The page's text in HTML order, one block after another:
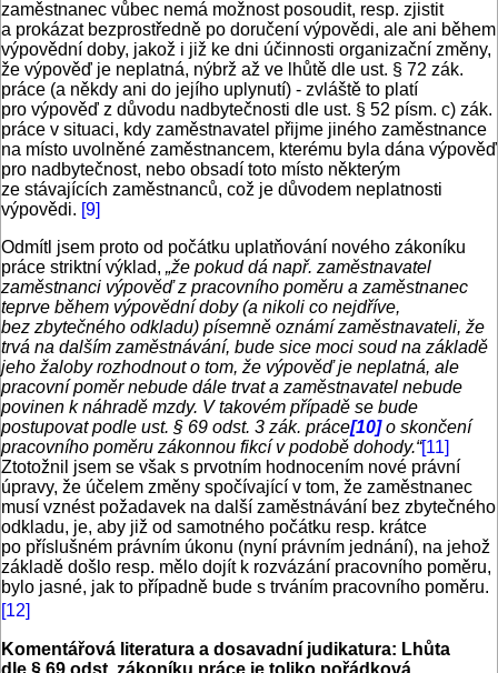
zaměstnanec vůbec nemá možnost posoudit, resp. zjistit
a prokázat bezprostředně po doručení výpovědi, ale ani během
výpovědní doby, jakož i již ke dni účinnosti organizační změny,
že výpověď je neplatná, nýbrž až ve lhůtě dle ust. § 72 zák.
práce (a někdy ani do jejího uplynutí) - zvláště to platí
pro výpověď z důvodu nadbytečnosti dle ust. § 52 písm. c) zák.
práce v situaci, kdy zaměstnavatel přijme jiného zaměstnance
na místo uvolněné zaměstnancem, kterému byla dána výpověď
pro nadbytečnost, nebo obsadí toto místo některým
ze stávajících zaměstnanců, což je důvodem neplatnosti
výpovědi. [9]
Odmítl jsem proto od počátku uplatňování nového zákoníku
práce striktní výklad, „že pokud dá např. zaměstnavatel
zaměstnanci výpověď z pracovního poměru a zaměstnanec
teprve během výpovědní doby (a nikoli co nejdříve,
bez zbytečného odkladu) písemně oznámí zaměstnavateli, že
trvá na dalším zaměstnávání, bude sice moci soud na základě
jeho žaloby rozhodnout o tom, že výpověď je neplatná, ale
pracovní poměr nebude dále trvat a zaměstnavatel nebude
povinen k náhradě mzdy. V takovém případě se bude
postupovat podle ust. § 69 odst. 3 zák. práce[10]o skončení
pracovního poměru zákonnou fikcí v podobě dohody.“[11]
Ztotožnil jsem se však s prvotním hodnocením nové právní
úpravy, že účelem změny spočívající v tom, že zaměstnanec
musí vznést požadavek na další zaměstnávání bez zbytečného
odkladu, je, aby již od samotného počátku resp. krátce
po příslušném právním úkonu (nyní právním jednání), na jehož
základě došlo resp. mělo dojít k rozvázání pracovního poměru,
bylo jasné, jak to případně bude s trváním pracovního poměru.
[12]
Komentářová literatura a dosavadní judikatura: Lhůta
dle § 69 odst. zákoníku práce je toliko pořádková